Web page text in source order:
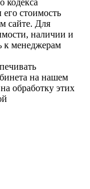
стоимость
сайте. Для
наличии и
к менеджерам
на нашем
обработку этих